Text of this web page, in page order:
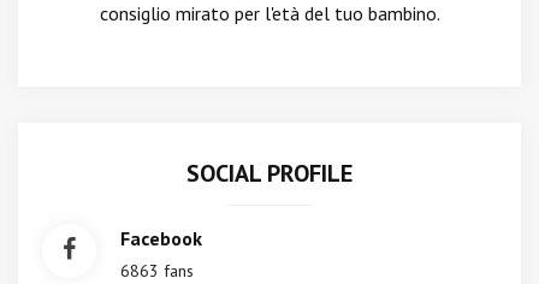
consiglio mirato per l'età del tuo bambino.
SOCIAL PROFILE
Facebook
6863 fans